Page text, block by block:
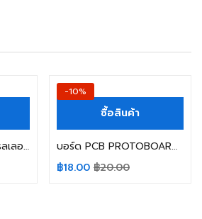
ตัวควบคุมนาโนคอนโทรลเลอร์ 328P MINI , TYPE-C , MICRO-USB Arduino Nano (สินค้าในไทย ส่งเร็วทันใจ)
-10%
ซื้อสินค้า
บอร์ด PCB PROTOBOARD ขนาด 9X15 8X12 7X9 6X8 5X7 4X6 3X7 2X8 ซม . สําหรับ Arduino
฿18.00 ฿20.00